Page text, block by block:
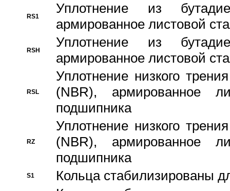
RS1
Уплотнение из
армированное листовой
RSH
Уплотнение из
армированное листовой
RSL
Уплотнение низкого
(NBR), армированное
подшипника
RZ
Уплотнение низкого
(NBR), армированное
подшипника
S1 Кольца стабилизированы